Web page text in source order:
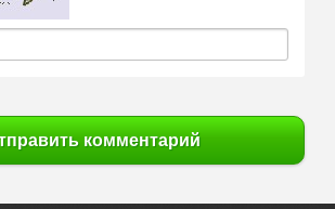
комментарий